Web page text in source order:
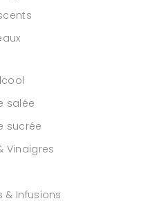
salée
sucrée
Vinaigres
& Infusions